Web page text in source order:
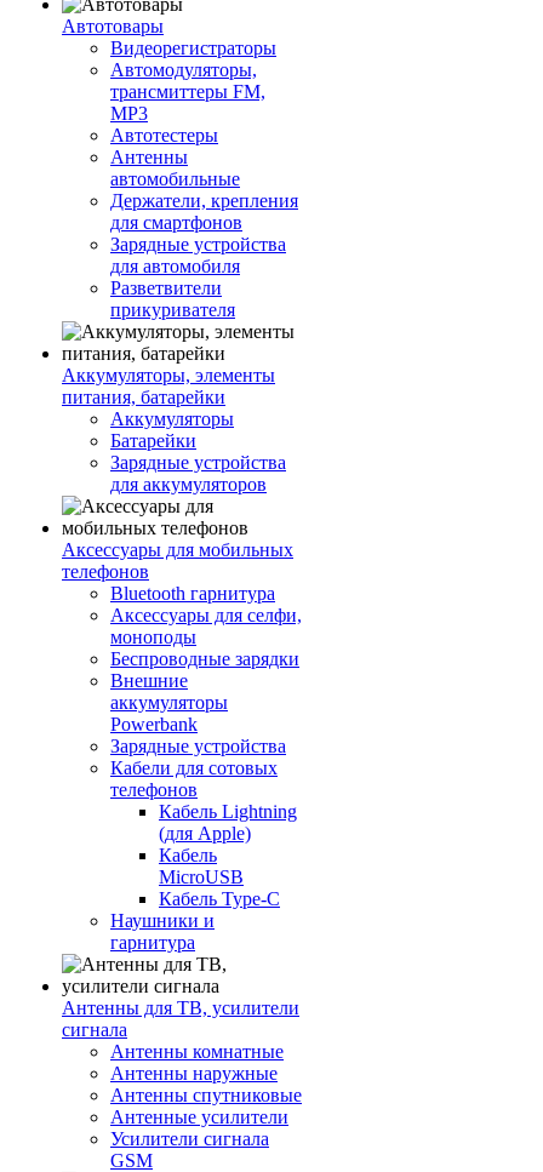
Автотовары
Видеорегистраторы
Автомодуляторы,
трансмиттеры FM,
MP3
Автотестеры
Антенны
автомобильные
Держатели, крепления
для смартфонов
Зарядные устройства
для автомобиля
Разветвители
прикуривателя
Аккумуляторы, элементы
питания, батарейки
Аккумуляторы
Батарейки
Зарядные устройства
для аккумуляторов
Аксессуары для мобильных
телефонов
Bluetooth гарнитура
Аксессуары для селфи,
моноподы
Беспроводные зарядки
Внешние
аккумуляторы
Powerbank
Зарядные устройства
Кабели для сотовых
телефонов
Кабель Lightning
(для Apple)
Кабель
MicroUSB
Кабель Type-C
Наушники и
гарнитура
Антенны для ТВ, усилители
сигнала
Антенны комнатные
Антенны наружные
Антенны спутниковые
Антенные усилители
Усилители сигнала
GSM